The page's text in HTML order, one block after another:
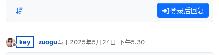
登录后回复
离线
key zuogu写于2025年5月24日 下午5:30
最后由 编辑